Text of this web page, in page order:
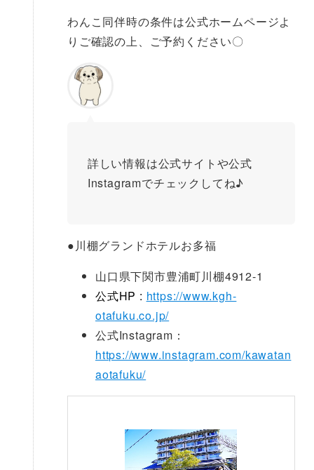
わんこ同伴時の条件は公式ホームページよ
りご確認の上、ご予約ください〇
詳しい情報は公式サイトや公式
Instagramでチェックしてね♪
●川棚グランドホテルお多福
山口県下関市豊浦町川棚4912-1
公式HP : https://www.kgh-
otafuku.co.jp/
公式Instagram：
https://www.instagram.com/kawatan
aotafuku/